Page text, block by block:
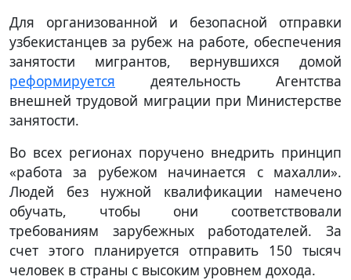
Для организованной и безопасной отправки
узбекистанцев за рубеж на работе, обеспечения
занятости мигрантов, вернувшихся домой
реформируется деятельность Агентства
внешней трудовой миграции при Министерстве
занятости.
Во всех регионах поручено внедрить принцип
«работа за рубежом начинается с махалли».
Людей без нужной квалификации намечено
обучать, чтобы они соответствовали
требованиям зарубежных работодателей. За
счет этого планируется отправить 150 тысяч
человек в страны с высоким уровнем дохода.